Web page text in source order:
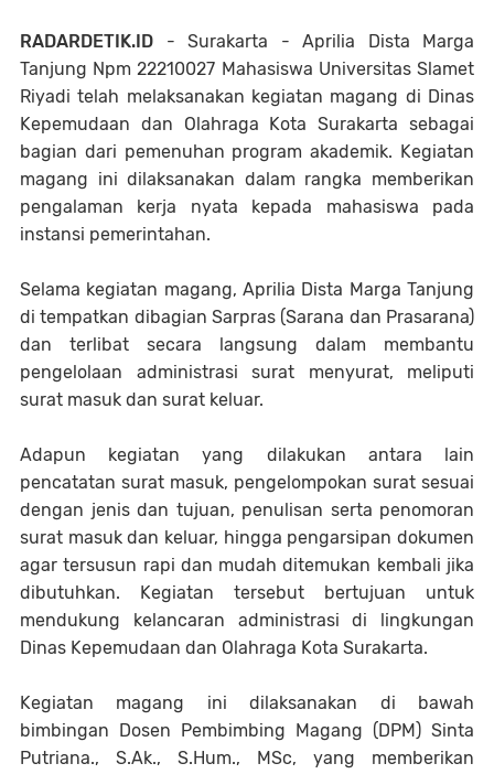
RADARDETIK.ID - Surakarta - Aprilia Dista Marga
Tanjung Npm 22210027 Mahasiswa Universitas Slamet
Riyadi telah melaksanakan kegiatan magang di Dinas
Kepemudaan dan Olahraga Kota Surakarta sebagai
bagian dari pemenuhan program akademik. Kegiatan
magang ini dilaksanakan dalam rangka memberikan
pengalaman kerja nyata kepada mahasiswa pada
instansi pemerintahan.
Selama kegiatan magang, Aprilia Dista Marga Tanjung
di tempatkan dibagian Sarpras (Sarana dan Prasarana)
dan terlibat secara langsung dalam membantu
pengelolaan administrasi surat menyurat, meliputi
surat masuk dan surat keluar.
Adapun kegiatan yang dilakukan antara lain
pencatatan surat masuk, pengelompokan surat sesuai
dengan jenis dan tujuan, penulisan serta penomoran
surat masuk dan keluar, hingga pengarsipan dokumen
agar tersusun rapi dan mudah ditemukan kembali jika
dibutuhkan. Kegiatan tersebut bertujuan untuk
mendukung kelancaran administrasi di lingkungan
Dinas Kepemudaan dan Olahraga Kota Surakarta.
Kegiatan magang ini dilaksanakan di bawah
bimbingan Dosen Pembimbing Magang (DPM) Sinta
Putriana., S.Ak., S.Hum., MSc, yang memberikan